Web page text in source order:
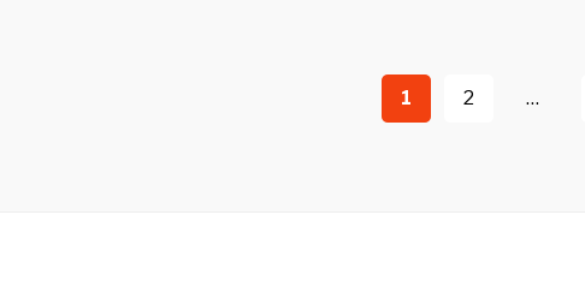
Stronicowanie
1 2 …